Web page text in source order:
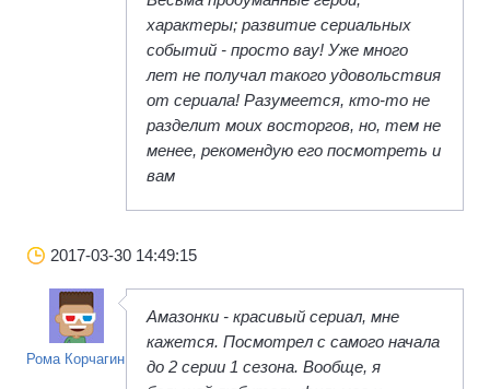
характеры; развитие сериальных
событий - просто вау! Уже много
лет не получал такого удовольствия
от сериала! Разумеется, кто-то не
разделит моих восторгов, но, тем не
менее, рекомендую его посмотреть и
вам
2017-03-30 14:49:15
Рома Корчагин
Амазонки - красивый сериал, мне
кажется. Посмотрел с самого начала
до 2 серии 1 сезона. Вообще, я